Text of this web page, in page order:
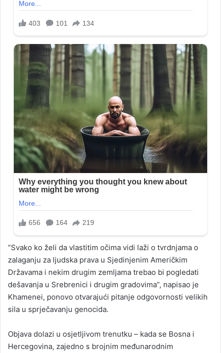
“Svako ko želi da vlastitim očima vidi laži o tvrdnjama o
zalaganju za ljudska prava u Sjedinjenim Američkim
Državama i nekim drugim zemljama trebao bi pogledati
dešavanja u Srebrenici i drugim gradovima”, napisao je
Khamenei, ponovo otvarajući pitanje odgovornosti velikih
sila u sprječavanju genocida.
Objava dolazi u osjetljivom trenutku – kada se Bosna i
Hercegovina, zajedno s brojnim međunarodnim